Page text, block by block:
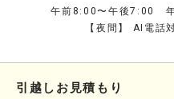
午前8:00〜午後7:00 年
【夜間】 AI電話
引越しお見積もり